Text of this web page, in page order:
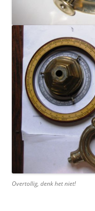
Overtollig, denk het niet!